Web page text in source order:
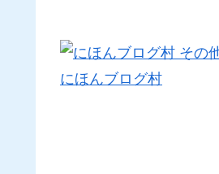
にほんブログ村